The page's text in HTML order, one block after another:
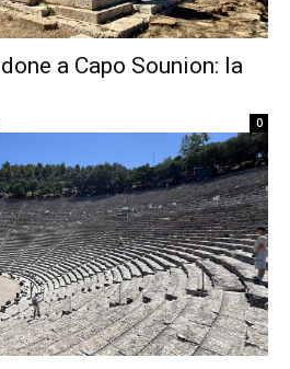
a Capo Sounion: la
0